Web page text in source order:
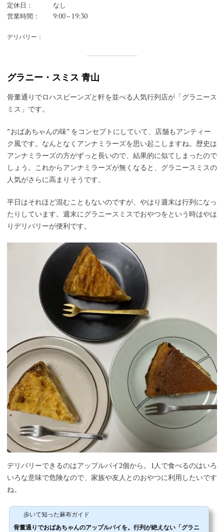
定休日：
営業時間：
デリバリー：
なし
9:00 – 19:30
グラニー・スミス 青山
骨董通りでロハスビーンズと軒を並べる人気行列店が「グラニース
ミス」です。
”おばあちゃんの味” をコンセプトにしていて、店舗もアンティー
ク風です。なんとなくアンナミラーズを思い起こしますね。歴史は
アンナミラーズの方がずっと長いので、結果的に似てしまったので
しょう。これからアンナミラーズが無くなると、グラニースミスの
人気がさらに高まりそうです。
平日はそれほど混むこともないのですが、やはり週末は行列になっ
たりしています。週末にグラニースミスでおやつをという時はやは
りデリバリーが便利です。
デリバリーできるのはアップルパイ2個から。1人で食べるのはいろ
いろな意味で危険なので、家族や友人とのおやつに利用したいです
ね。
歩いて知った麻布ガイド
骨董通りでおばあちゃんのアップルパイを。行列が絶えない「グラニ